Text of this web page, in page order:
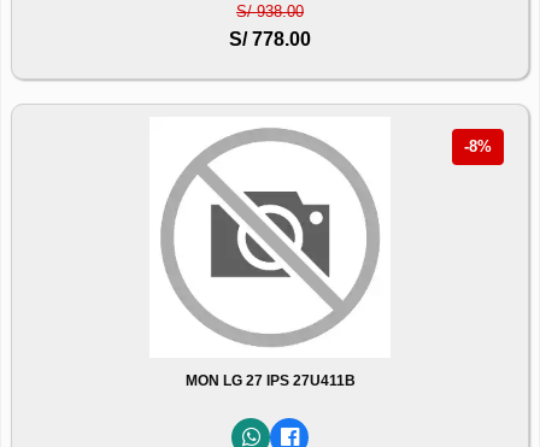
S/ 938.00
S/ 778.00
-8%
MON LG 27 IPS 27U411B